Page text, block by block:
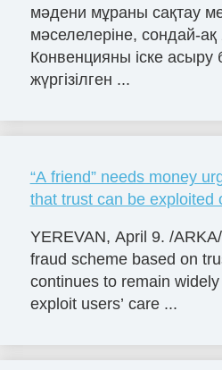
мәдени мұраны сақтау
мәселелеріне, сондай-
Конвенцияны іске асыру
жүргізілген ...
“A friend” needs money
that trust can be exploited
YEREVAN, April 9. /
fraud scheme based on
continues to remain
exploit users’ care ...